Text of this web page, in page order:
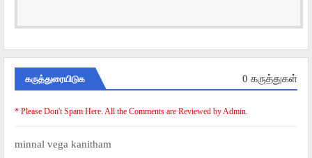
கருத்துரையிடுக 0 கருத்துகள்
* Please Don't Spam Here. All the Comments are Reviewed by Admin.
minnal vega kanitham